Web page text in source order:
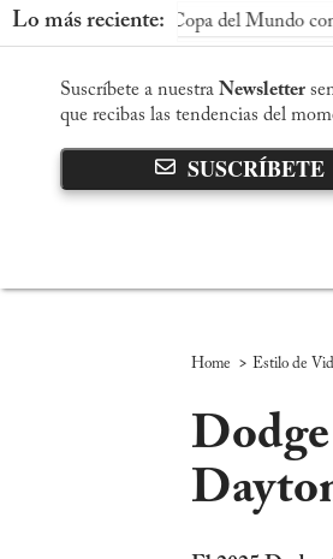
Lo más reciente:
Copa del Mundo con una
Suscríbete a nuestra Newsletter
que recibas las tendencias del
SUSCRÍBETE
Home > Estilo de